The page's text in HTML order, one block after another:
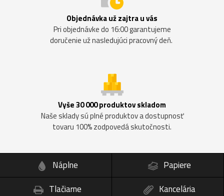
Objednávka už zajtra u vás
Pri objednávke do 16:00 garantujeme
doručenie už nasledujúci pracovný deň.
Vyše 30 000 produktov skladom
Naše sklady sú plné produktov a dostupnosť
tovaru 100% zodpovedá skutočnosti.
Náplne
Papiere
Tlačiarne
Kancelária